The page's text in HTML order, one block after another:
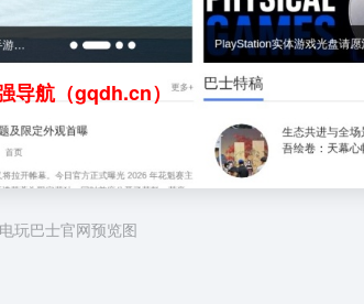
导航（gqdh.cn）
电玩巴士官网预览图